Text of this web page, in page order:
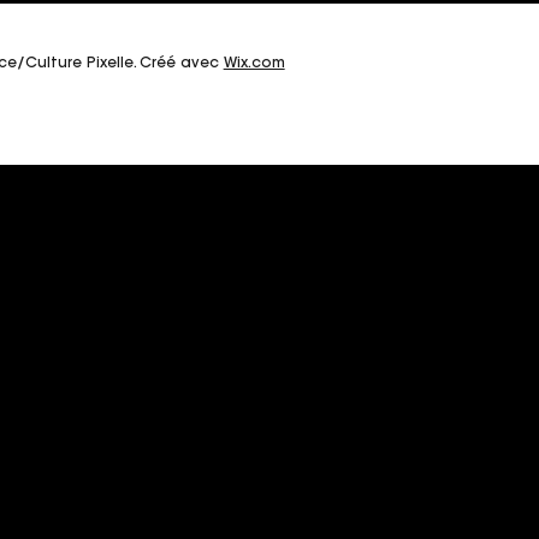
Culture Pixelle. Créé avec Wix.com